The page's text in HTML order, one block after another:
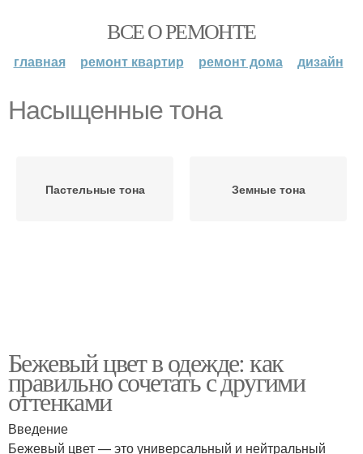
ВСЕ О РЕМОНТЕ
главная ремонт квартир ремонт дома дизайн
Насыщенные тона
Пастельные тона Земные тона
Бежевый цвет в одежде: как
правильно сочетать с другими
оттенками
Введение
Бежевый цвет — это универсальный и нейтральный